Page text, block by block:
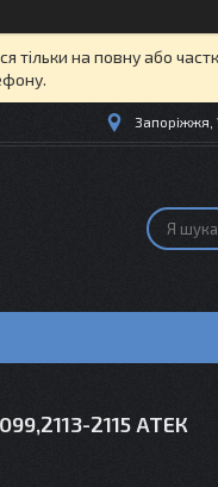
тільки на повну або
Запоріжжя,
2115 АТЕК